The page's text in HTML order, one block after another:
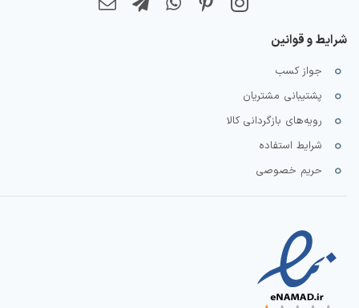
شرایط و قوانین
جواز کسب
پشتیبانی مشتریان
رویه‌های بازگردانی کالا
شرایط استفاده
حریم خصوصی